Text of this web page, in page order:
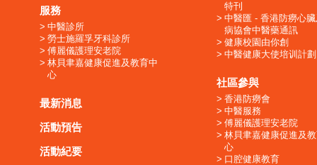
服務
中醫診所
勞士施羅孚牙科診所
傅麗儀護理安老院
林貝聿嘉健康促進及教育中
心
最新消息
活動預告
活動紀要
特刊
中醫匯 - 香港防癆心
病協會中醫藥通訊
健康校園由你創
中醫健康大使培训計劃
社區參與
香港防癆會
中醫服務
傅麗儀護理安老院
林貝聿嘉健康促進及
心
口腔健康教育